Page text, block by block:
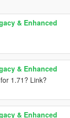
& Enhanced
& Enhanced
1.71? Link?
& Enhanced